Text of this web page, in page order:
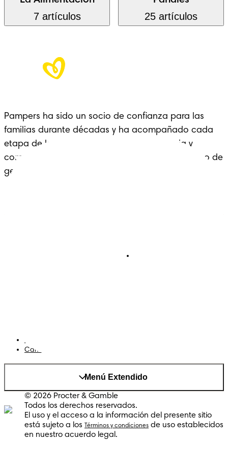
7 artículos 25 artículos
Pampers ha sido un socio de confianza para las
familias durante décadas y ha acompañado cada
etapa de la crianza con cariño, experiencia y
comodidad: un legado que se extiende a lo largo de
generaciones.
Cambiar el país/region
Menú Extendido
© 2026 Procter & Gamble
Todos los derechos reservados.
El uso y el acceso a la información del presente sitio
está sujeto a los
Términos y condiciones de uso establecidos
en nuestro acuerdo legal.